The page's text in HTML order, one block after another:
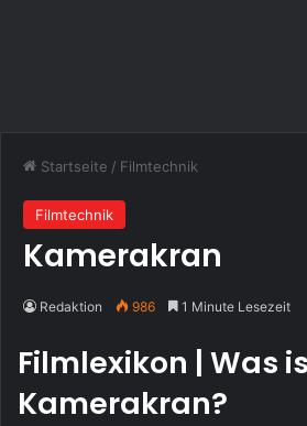
Startseite / Filmtechnik
Filmtechnik
Kamerakran
Redaktion 986 1 Minute Lesezeit
Filmlexikon | Was
Kamerakran?